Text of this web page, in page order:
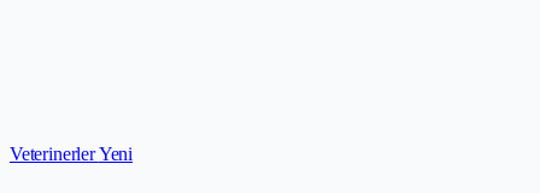
VeterinerlerYeni